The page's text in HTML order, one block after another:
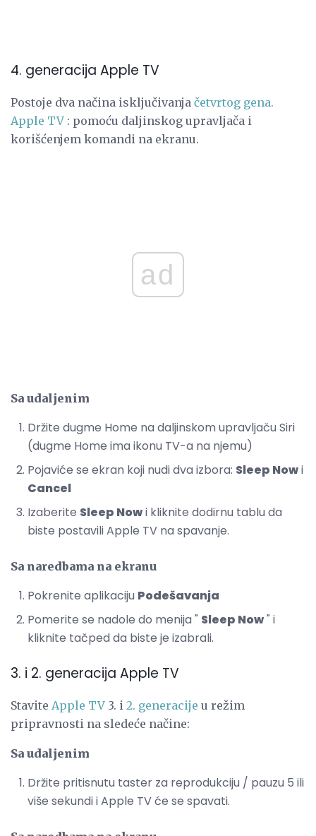
4. generacija Apple TV
Postoje dva načina isključivanja četvrtog gena.
Apple TV : pomoću daljinskog upravljača i
korišćenjem komandi na ekranu.
ad
Sa udaljenim
Držite dugme Home na daljinskom upravljaču Siri
(dugme Home ima ikonu TV-a na njemu)
Pojaviće se ekran koji nudi dva izbora: Sleep Nowi
Cancel
Izaberite Sleep Nowi kliknite dodirnu tablu da
biste postavili Apple TV na spavanje.
Sa naredbama na ekranu
Pokrenite aplikaciju Podešavanja
Pomerite se nadole do menija " Sleep Now" i
kliknite tačped da biste je izabrali.
3. i 2. generacija Apple TV
Stavite Apple TV 3. i 2. generacije u režim
pripravnosti na sledeće načine:
Sa udaljenim
Držite pritisnutu taster za reprodukciju / pauzu 5 ili
više sekundi i Apple TV će se spavati.